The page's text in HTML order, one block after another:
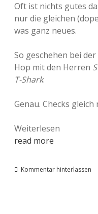
Oft ist nichts gutes
nur die gleichen
was ganz neues.
So geschehen bei der
Hop mit den Herren
T-Shark.
Genau. Checks gleich
Weiterlesen
Rap
read more
Kommentar hinterlassen